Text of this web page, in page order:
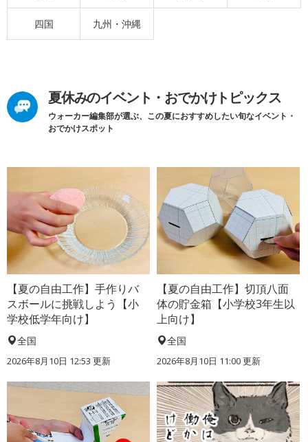
四国 九州・沖縄
夏休みのイベント・おでかけトピックス
ウォーカー編集部が選ぶ、この夏におすすめしたい旬なイベント・
おでかけスポット
【夏の自由工作】手作りバ
スボールに挑戦しよう【小
学校低学年向け】
全国
2026年8月10日 12:53 更新
【夏の自由工作】切頂八面
体の貯金箱【小学校3年生以
上向け】
全国
2026年8月10日 11:00更新